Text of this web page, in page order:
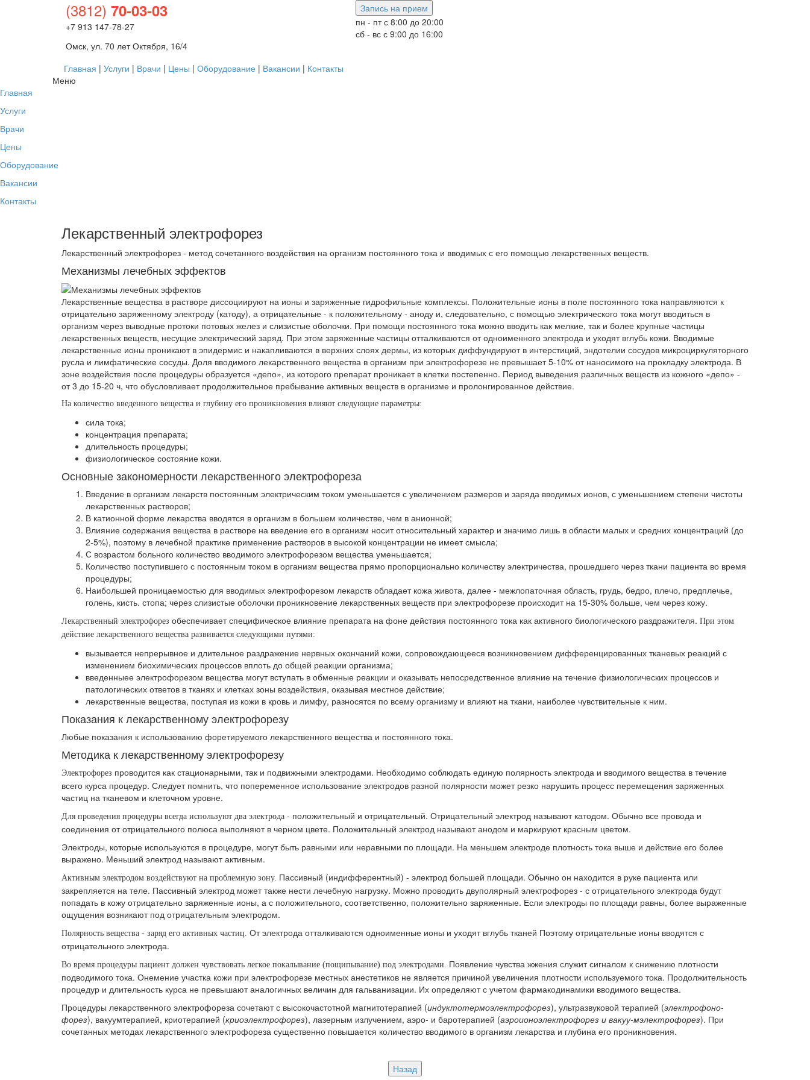
(3812) 70-03-03
+7 913 147-78-27
Омск, ул. 70 лет Октября, 16/4
Запись на прием
пн - пт с 8:00 до 20:00
сб - вс с 9:00 до 16:00
Главная | Услуги | Врачи | Цены | Оборудование | Вакансии | Контакты
Меню
Главная
Услуги
Врачи
Цены
Оборудование
Вакансии
Контакты
Лекарственный электрофорез
Лекарственный электрофорез - метод сочетанного воздействия на организм постоянного тока и вводимых с его помощью лекарственных веществ.
Механизмы лечебных эффектов
Лекарственные вещества в растворе диссоциируют на ионы и заряженные гидрофильные комплексы. Положительные ионы в поле постоянного тока направляются к
отрицательно заряженному электроду (катоду), а отрицательные - к положительному - аноду и, следовательно, с помощью электрического тока могут вводиться в
организм через выводные протоки потовых желез и слизистые оболочки. При помощи постоянного тока можно вводить как мелкие, так и более крупные частицы
лекарственных веществ, несущие электрический заряд. При этом заряженные частицы отталкиваются от одноименного электрода и уходят вглубь кожи. Вводимые
лекарственные ионы проникают в эпидермис и накапливаются в верхних слоях дермы, из которых диффундируют в интерстиций, эндотелии сосудов микроциркуляторного
русла и лимфатические сосуды. Доля вводимого лекарственного вещества в организм при электрофорезе не превышает 5-10% от наносимого на прокладку электрода. В
зоне воздействия после процедуры образуется «депо», из которого препарат проникает в клетки постепенно. Период выведения различных веществ из кожного «депо» -
от 3 до 15-20 ч, что обусловливает продолжительное пребывание активных веществ в организме и пролонгированное действие.
На количество введенного вещества и глубину его проникновения влияют следующие параметры:
сила тока;
концентрация препарата;
длительность процедуры;
физиологическое состояние кожи.
Основные закономерности лекарственного электрофореза
Введение в организм лекарств постоянным электрическим током уменьшается с увеличением размеров и заряда вводимых ионов, с уменьшением степени чистоты
лекарственных растворов;
В катионной форме лекарства вводятся в организм в большем количестве, чем в анионной;
Влияние содержания вещества в растворе на введение его в организм носит относительный характер и значимо лишь в области малых и средних концентраций (до
2-5%), поэтому в лечебной практике применение растворов в высокой концентрации не имеет смысла;
С возрастом больного количество вводимого электрофорезом вещества уменьшается;
Количество поступившего с постоянным током в организм вещества прямо пропорционально количеству электричества, прошедшего через ткани пациента во время
процедуры;
Наибольшей проницаемостью для вводимых электрофорезом лекарств обладает кожа живота, далее - межлопаточная область, грудь, бедро, плечо, предплечье,
голень, кисть. стопа; через слизистые оболочки проникновение лекарственных веществ при электрофорезе происходит на 15-30% больше, чем через кожу.
Лекарственный электрофорез обеспечивает специфическое влияние препарата на фоне действия постоянного тока как активного биологического раздражителя. При этом
действие лекарственного вещества развивается следующими путями:
вызывается непрерывное и длительное раздражение нервных окончаний кожи, сопровождающееся возникновением дифференцированных тканевых реакций с
изменением биохимических процессов вплоть до общей реакции организма;
введенныее электрофорезом вещества могут вступать в обменные реакции и оказывать непосредственное влияние на течение физиологических процессов и
патологических ответов в тканях и клетках зоны воздействия, оказывая местное действие;
лекарственные вещества, поступая из кожи в кровь и лимфу, разносятся по всему организму и влияют на ткани, наиболее чувствительные к ним.
Показания к лекарственному электрофорезу
Любые показания к использованию форетируемого лекарственного вещества и постоянного тока.
Методика к лекарственному электрофорезу
Электрофорез проводится как стационарными, так и подвижными электродами. Необходимо соблюдать единую полярность электрода и вводимого вещества в течение
всего курса процедур. Следует помнить, что попеременное использование электродов разной полярности может резко нарушить процесс перемещения заряженных
частиц на тканевом и клеточном уровне.
Для проведения процедуры всегда используют два электрода - положительный и отрицательный. Отрицательный электрод называют катодом. Обычно все провода и
соединения от отрицательного полюса выполняют в черном цвете. Положительный электрод называют анодом и маркируют красным цветом.
Электроды, которые используются в процедуре, могут быть равными или неравными по площади. На меньшем электроде плотность тока выше и действие его более
выражено. Меньший электрод называют активным.
Активным электродом воздействуют на проблемную зону. Пассивный (индифферентный) - электрод большей площади. Обычно он находится в руке пациента или
закрепляется на теле. Пассивный электрод может также нести лечебную нагрузку. Можно проводить двуполярный электрофорез - с отрицательного электрода будут
попадать в кожу отрицательно заряженные ионы, а с положительного, соответственно, положительно заряженные. Если электроды по площади равны, более выраженные
ощущения возникают под отрицательным электродом.
Полярность вещества - заряд его активных частиц. От электрода отталкиваются одноименные ионы и уходят вглубь тканей Поэтому отрицательные ионы вводятся с
отрицательного электрода.
Во время процедуры пациент должен чувствовать легкое покалывание (пощипывание) под электродами. Появление чувства жжения служит сигналом к снижению плотности
подводимого тока. Онемение участка кожи при электрофорезе местных анестетиков не является причиной увеличения плотности используемого тока. Продолжительность
процедур и длительность курса не превышают аналогичных величин для гальванизации. Их определяют с учетом фармакодинамики вводимого вещества.
Процедуры лекарственного электрофореза сочетают с высокочастотной магнитотерапией (индуктотермоэлектрофорез), ультразвуковой терапией (электрофоно-
форез), вакуумтерапией, криотерапией (криоэлектрофорез), лазерным излучением, аэро- и баротерапией (аэроионоэлектрофорез и вакуу-мэлектрофорез). При
сочетанных методах лекарственного электрофореза существенно повышается количество вводимого в организм лекарства и глубина его проникновения.
Назад